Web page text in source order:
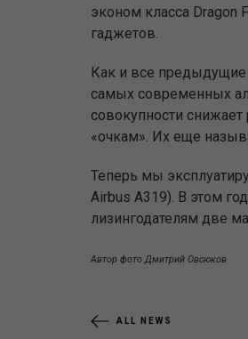
эконом класса Dragon
гаджетов.
Как и все предыдущие
самых современных
совокупности
«очкам». Их еще
Теперь мы
Airbus А319). В этом
лизингодателям две
Автор фото Дмитрий Овсюков
ALL NEWS